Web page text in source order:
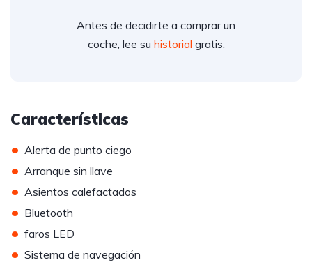
Antes de decidirte a comprar un
coche, lee su historial gratis.
Características
• Alerta de punto ciego
• Arranque sin llave
• Asientos calefactados
• Bluetooth
• faros LED
• Sistema de navegación